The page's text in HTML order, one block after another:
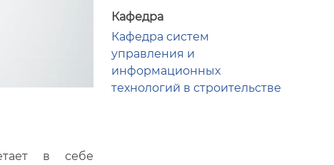
Кафедра
Кафедра систем
управления и
информационных
технологий в строительстве
в себе